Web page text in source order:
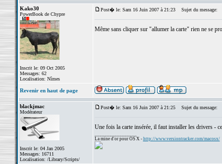
Kako30
PowerBook de Chypre
Inscrit le: 09 Oct 2005
Messages: 62
Localisation: Nîmes
Post� le: Sam 16 Juin 2007 à 21:23 Sujet du message:
Même sans cliquer sur "allumer la carte" rien ne se
Revenir en haut de page
blackjmac
Modérateur
Inscrit le: 04 Jan 2005
Messages: 16711
Localisation: /Library/Scripts/
Post� le: Sam 16 Juin 2007 à 21:25 Sujet du message:
Une fois la carte insérée, il faut installer les drivers -
La mine d'or pour OS X - http://www.versiontracker.com/macosx/